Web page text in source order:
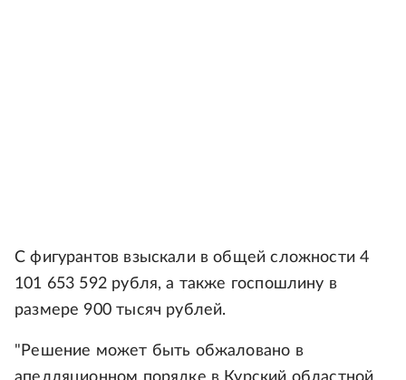
С фигурантов взыскали в общей сложности 4
101 653 592 рубля, а также госпошлину в
размере 900 тысяч рублей.
"Решение может быть обжаловано в